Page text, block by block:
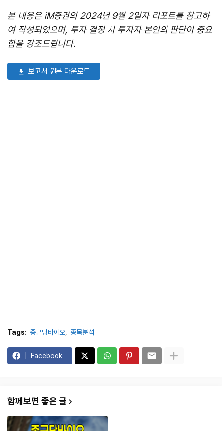
본 내용은 iM증권의 2024년 9월 2일자 리포트를 참고하
여 작성되었으며, 투자 결정 시 투자자 본인의 판단이 중요
함을 강조드립니다.
보고서 원본 다운로드
Tags: 종근당바이오 종목분석
Facebook
함께보면 좋은 글